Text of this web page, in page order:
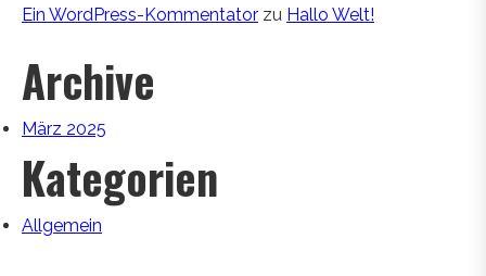
Ein WordPress-Kommentator zu Hallo Welt!
Archive
März 2025
Kategorien
Allgemein